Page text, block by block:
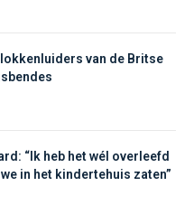
van de Britse
“Ik heb het wél overleefd
in het kindertehuis zaten”